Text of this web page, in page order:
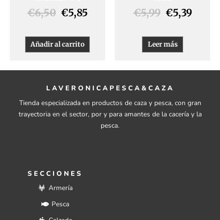
€6,50 €5,85
Añadir al carrito
€5,99 €5,39
Leer más
LAVERONICAPESCA&CAZA
Tienda especializada en productos de caza y pesca, con gran
trayectoria en el sector, por y para amantes de la cacería y la
pesca.
SECCIONES
Armería
Pesca